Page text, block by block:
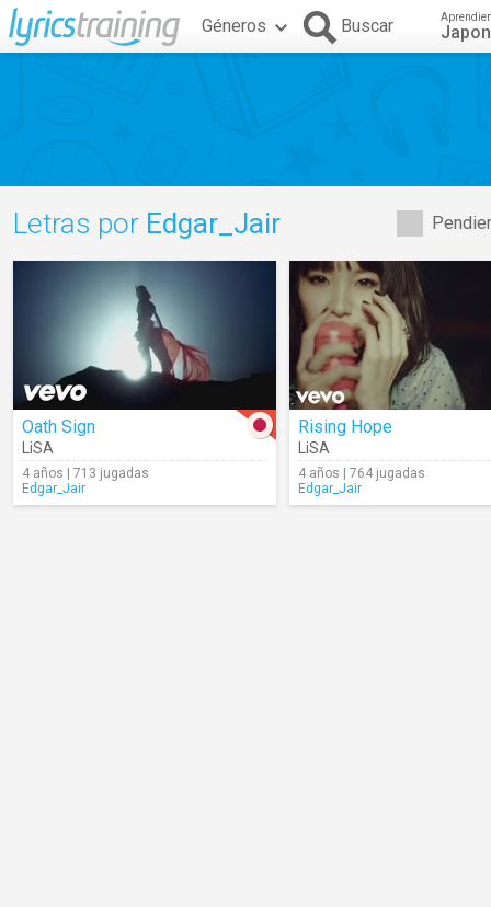
Géneros Buscar
Letras por Edgar_Jair
Oath Sign
LiSA
4 años | 713 jugadas
Edgar_Jair
Rising Hope
LiSA
4 años | 764 jugadas
Edgar_Jair